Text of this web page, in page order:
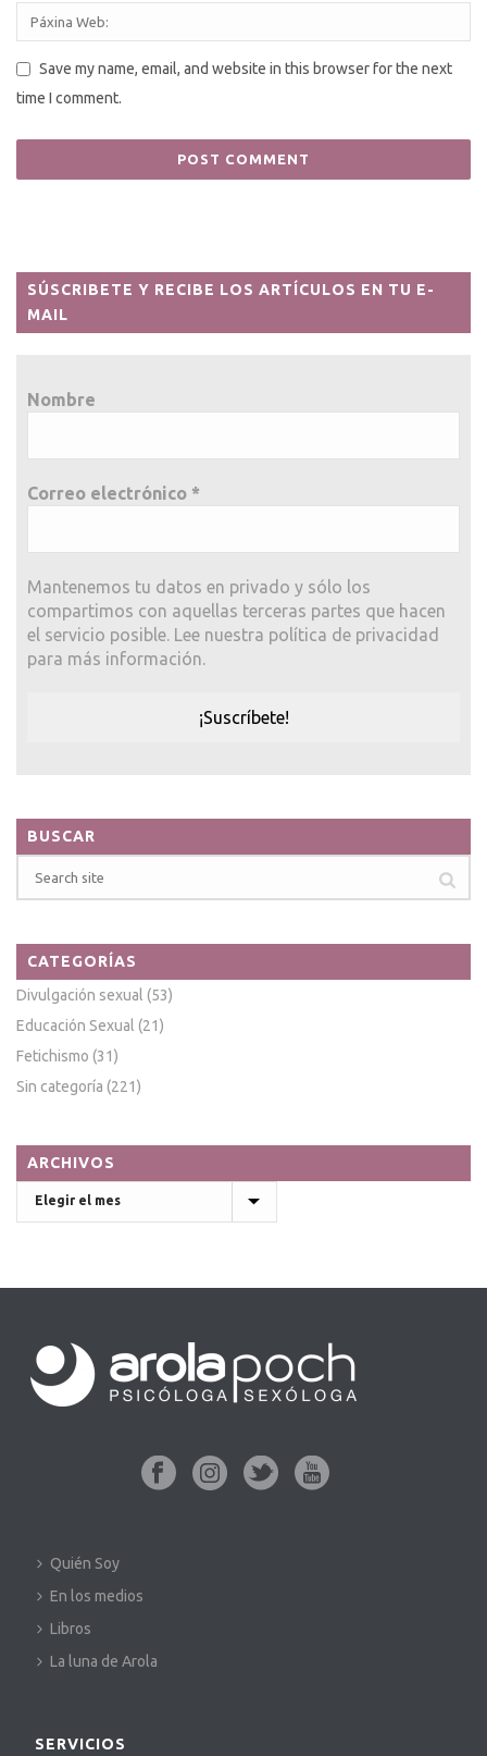
Save my name, email, and website in this browser for the next
time I comment.
SÚSCRIBETE Y RECIBE LOS ARTÍCULOS EN TU E-
MAIL
Nombre
Correo electrónico *
Mantenemos tu datos en privado y sólo los
compartimos con aquellas terceras partes que hacen
el servicio posible. Lee nuestra política de privacidad
para más información.
BUSCAR
CATEGORÍAS
Divulgación sexual (53)
Educación Sexual (21)
Fetichismo (31)
Sin categoría (221)
ARCHIVOS
Archivos
Quién Soy
En los medios
Libros
La luna de Arola
SERVICIOS